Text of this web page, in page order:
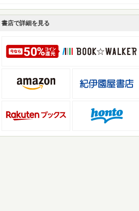
書店で詳細を見る